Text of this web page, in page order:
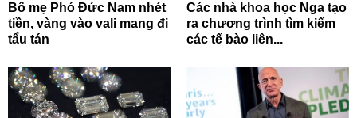
Bố mẹ Phó Đức Nam nhét
tiền, vàng vào vali mang đi
tẩu tán
Các nhà khoa học Nga tạo
ra chương trình tìm kiếm
các tế bào liên...